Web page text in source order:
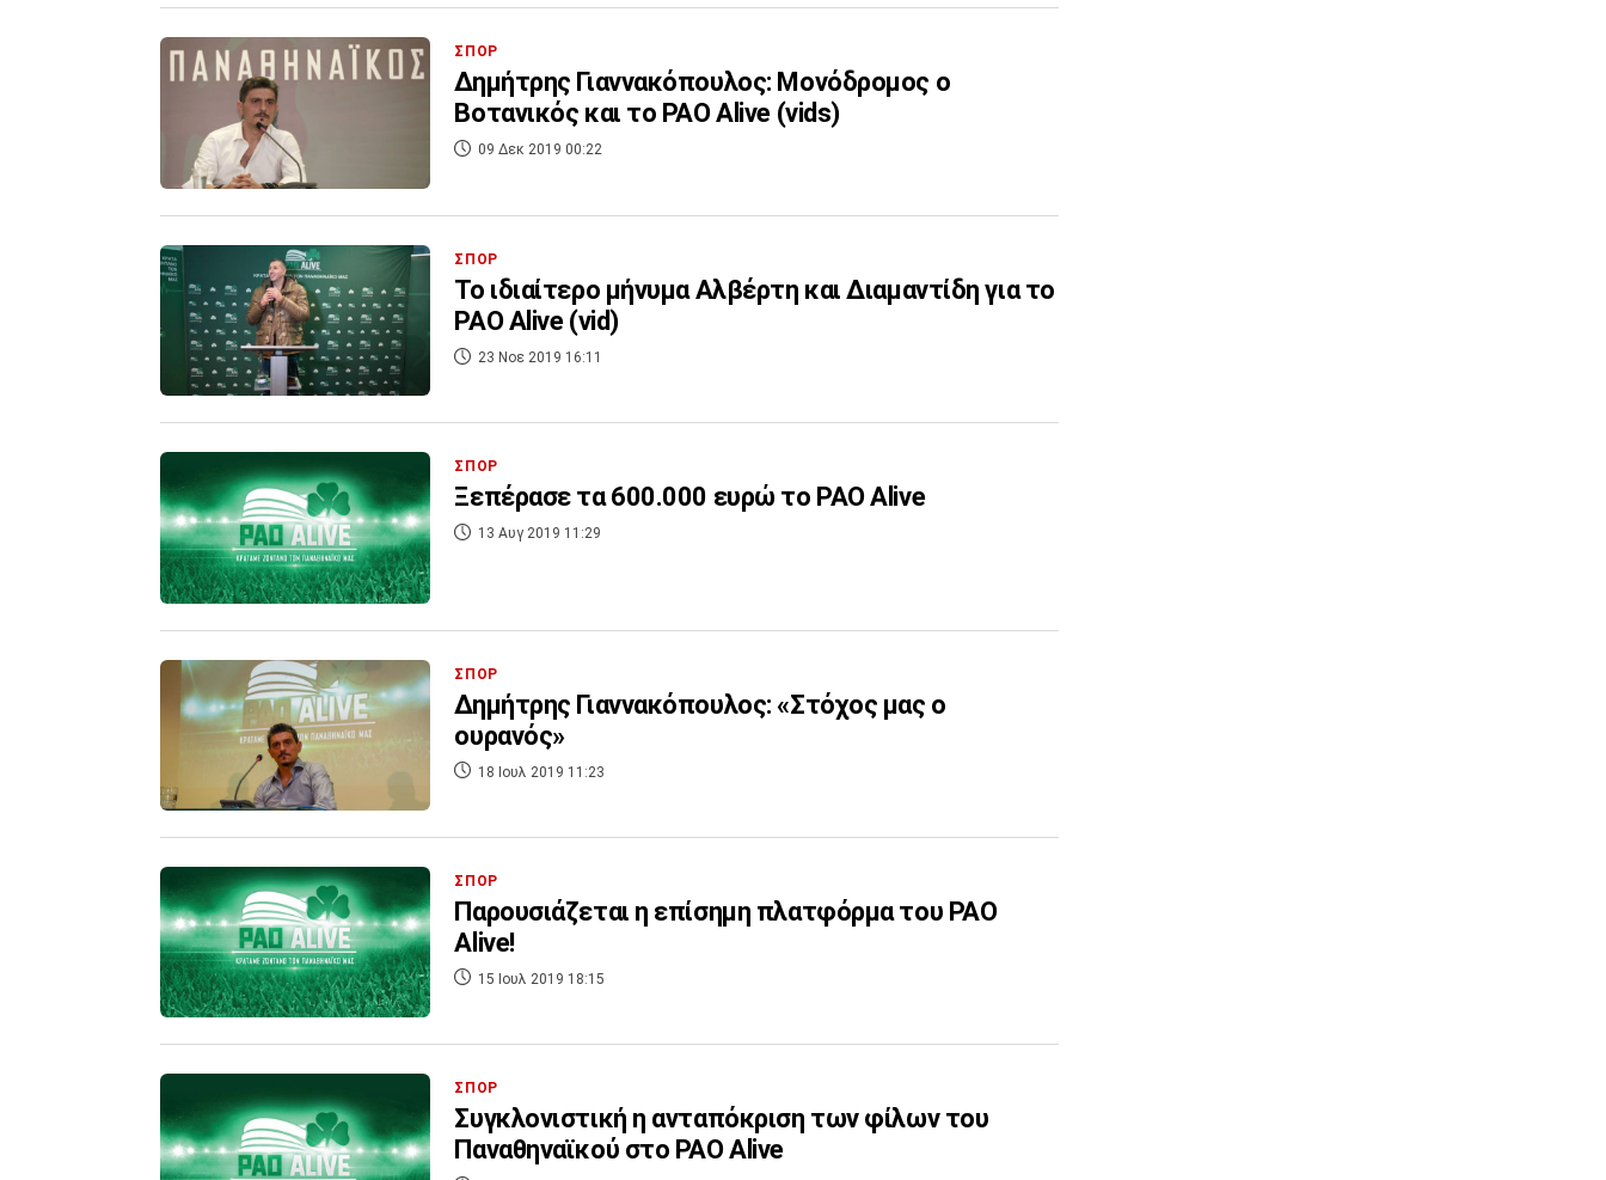
ΣΠΟΡ
Δημήτρης Γιαννακόπουλος: Μονόδρομος ο
Βοτανικός και το PAO Alive (vids)
09 Δεκ 2019 00:22
ΣΠΟΡ
To ιδιαίτερο μήνυμα Αλβέρτη και Διαμαντίδη για το
PAO Alive (vid)
23 Νοε 2019 16:11
ΣΠΟΡ
Ξεπέρασε τα 600.000 ευρώ το PAO Alive
13 Αυγ 2019 11:29
ΣΠΟΡ
Δημήτρης Γιαννακόπουλος: «Στόχος μας ο
ουρανός»
18 Ιουλ 2019 11:23
ΣΠΟΡ
Παρουσιάζεται η επίσημη πλατφόρμα του PAO
Alive!
15 Ιουλ 2019 18:15
ΣΠΟΡ
Συγκλονιστική η ανταπόκριση των φίλων του
Παναθηναϊκού στο PAO Alive